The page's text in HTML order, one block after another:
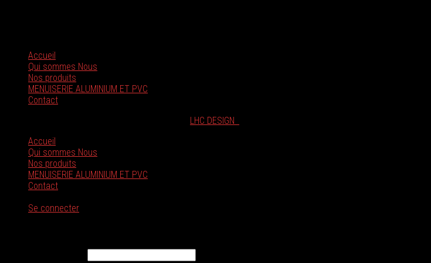
Accueil
Qui sommes Nous
Nos produits
MENUISERIE ALUMINIUM ET PVC
Contact
LHC DESIGN
Accueil
Qui sommes Nous
Nos produits
MENUISERIE ALUMINIUM ET PVC
Contact
Se connecter